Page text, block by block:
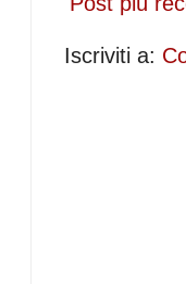
Iscriviti a: